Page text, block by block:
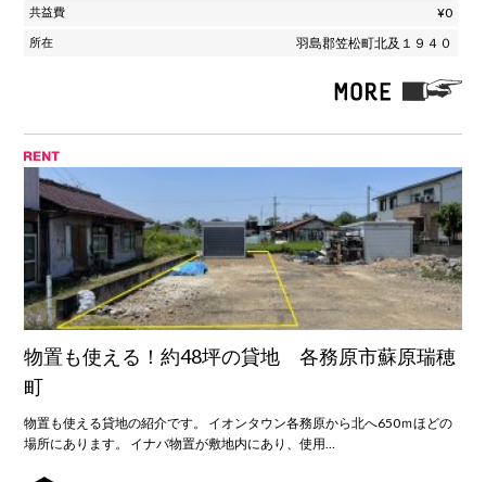
¥0
羽島郡笠松町北及１９４０
物置も使える！約48坪の貸地 各務原市蘇原瑞穂
町
物置も使える貸地の紹介です。 イオンタウン各務原から北へ650ｍほどの
場所にあります。 イナバ物置が敷地内にあり、使用…